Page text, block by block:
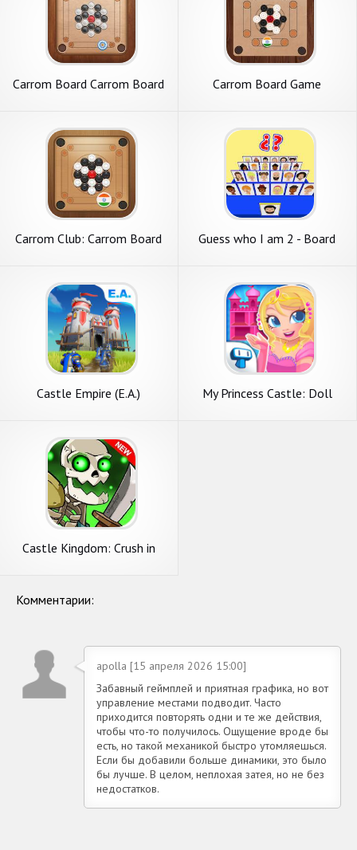
Carrom Board Carrom Board
Carrom Board Game
Carrom Club: Carrom Board
Guess who I am 2 - Board
Castle Empire (E.A.)
My Princess Castle: Doll
Castle Kingdom: Crush in
Комментарии:
apolla [15 апреля 2026 15:00]
Забавный геймплей и приятная графика, но вот
управление местами подводит. Часто
приходится повторять одни и те же действия,
чтобы что-то получилось. Ощущение вроде бы
есть, но такой механикой быстро утомляешься.
Если бы добавили больше динамики, это было
бы лучше. В целом, неплохая затея, но не без
недостатков.